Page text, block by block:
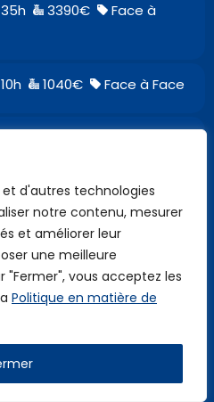
et d'autres technologies
notre contenu, mesurer
et améliorer leur
une meilleure
"Fermer", vous acceptez les
Politique en matière de
3390€
Face à
1040€ Face à Face
990€
Face à Face
4600€
Téléphone